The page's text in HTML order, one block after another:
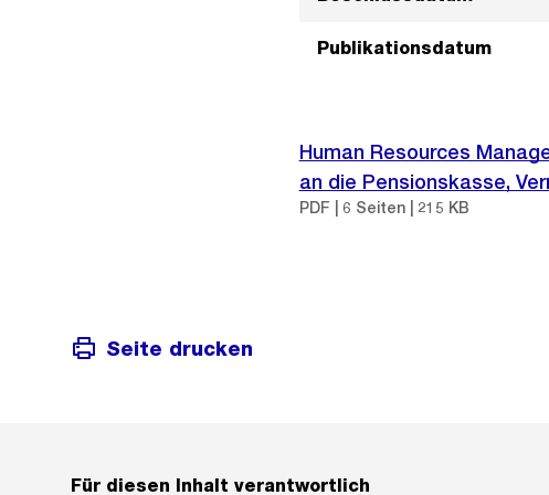
Publikationsdatum
Human Resources
an die Pensionskasse,
PDF | 6 Seiten | 215 KB
Seite drucken
Für diesen Inhalt verantwortlich